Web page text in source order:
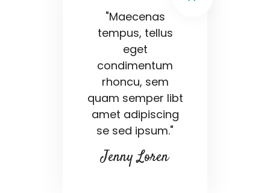
"Maecenas
tempus, tellus
eget
condimentum
rhoncu, sem
quam semper libt
amet adipiscing
se sed ipsum."
Jenny Loren